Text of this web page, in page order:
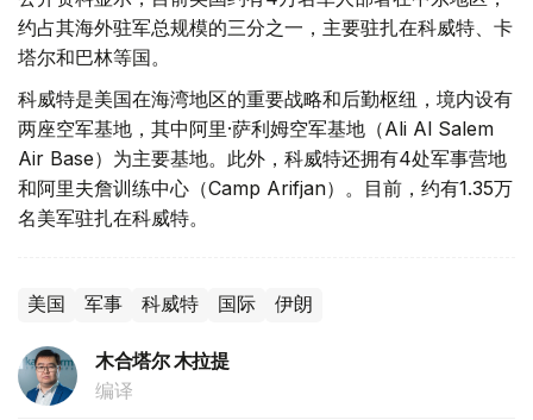
约占其海外驻军总规模的三分之一，主要驻扎在科威特、卡
塔尔和巴林等国。
科威特是美国在海湾地区的重要战略和后勤枢纽，境内设有
两座空军基地，其中阿里·萨利姆空军基地（Ali Al Salem
Air Base）为主要基地。此外，科威特还拥有4处军事营地
和阿里夫詹训练中心（Camp Arifjan）。目前，约有1.35万
名美军驻扎在科威特。
美国 军事 科威特 国际 伊朗
木合塔尔 木拉提
编译